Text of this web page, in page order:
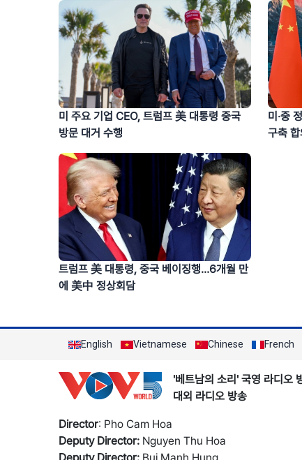
미 주요 기업 CEO, 트럼프 美 대통령 중국
방문 대거 수행
미‧중
구축 합
트럼프 美 대통령, 중국 베이징행…6개월 만
에 美中 정상회담
English Vietnamese Chinese French
'베트남의 소리' 국영 라디오
대외 라디오 방송
Director: Pho Cam Hoa
Deputy Director: Nguyen Thu Hoa